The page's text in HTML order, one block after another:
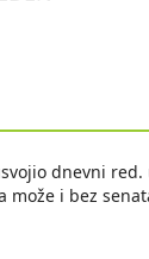
dnevni
i bez